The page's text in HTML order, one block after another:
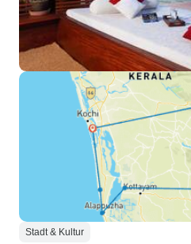
Stadt & Kultur